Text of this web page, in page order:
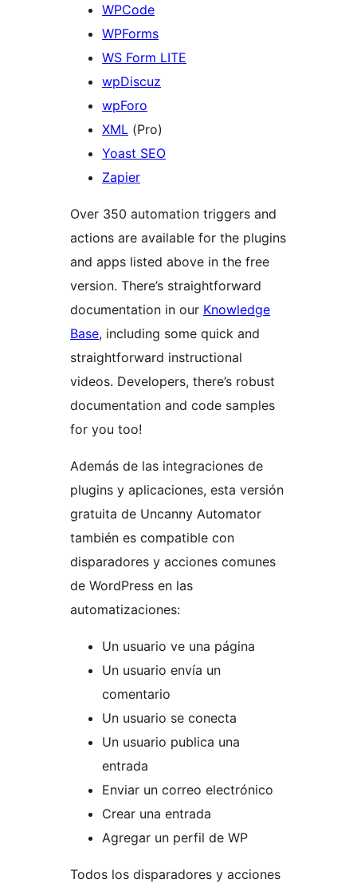
WPCode
WPForms
WS Form LITE
wpDiscuz
wpForo
XML (Pro)
Yoast SEO
Zapier
Over 350 automation triggers and
actions are available for the plugins
and apps listed above in the free
version. There’s straightforward
documentation in our Knowledge
Base, including some quick and
straightforward instructional
videos. Developers, there’s robust
documentation and code samples
for you too!
Además de las integraciones de
plugins y aplicaciones, esta versión
gratuita de Uncanny Automator
también es compatible con
disparadores y acciones comunes
de WordPress en las
automatizaciones:
Un usuario ve una página
Un usuario envía un
comentario
Un usuario se conecta
Un usuario publica una
entrada
Enviar un correo electrónico
Crear una entrada
Agregar un perfil de WP
Todos los disparadores y acciones